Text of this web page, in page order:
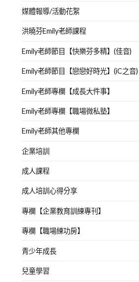
媒體報導/活動花絮
洪曉芬Emily老師課程
Emily老師節目【快樂芬多精】(佳音)
Emily老師節目【戀戀好時光】(iC之音)
Emily老師專欄【成長大件事】
Emily老師專欄【職場微私塾】
Emily老師其他專欄
企業培訓
成人課程
成人培訓心得分享
專欄【企業教育訓練專刊】
專欄【職場練功房】
青少年成長
兒童學習